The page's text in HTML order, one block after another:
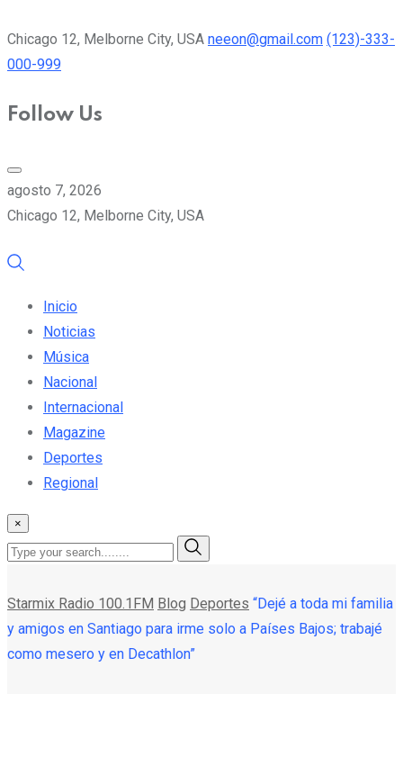
Chicago 12, Melborne City, USA neeon@gmail.com (123)-333-
000-999
Follow Us
agosto 7, 2026
Chicago 12, Melborne City, USA
Inicio
Noticias
Música
Nacional
Internacional
Magazine
Deportes
Regional
×
Starmix Radio 100.1FM Blog Deportes “Dejé a toda mi familia
y amigos en Santiago para irme solo a Países Bajos; trabajé
como mesero y en Decathlon”